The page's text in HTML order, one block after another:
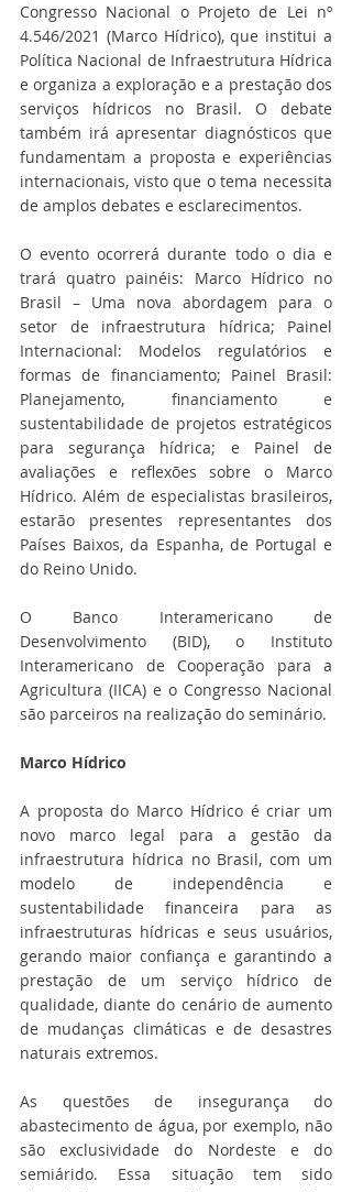
Congresso Nacional o Projeto de Lei nº
4.546/2021 (Marco Hídrico), que institui a
Política Nacional de Infraestrutura Hídrica
e organiza a exploração e a prestação dos
serviços hídricos no Brasil. O debate
também irá apresentar diagnósticos que
fundamentam a proposta e experiências
internacionais, visto que o tema necessita
de amplos debates e esclarecimentos.
O evento ocorrerá durante todo o dia e
trará quatro painéis: Marco Hídrico no
Brasil – Uma nova abordagem para o
setor de infraestrutura hídrica; Painel
Internacional: Modelos regulatórios e
formas de financiamento; Painel Brasil:
Planejamento, financiamento e
sustentabilidade de projetos estratégicos
para segurança hídrica; e Painel de
avaliações e reflexões sobre o Marco
Hídrico. Além de especialistas brasileiros,
estarão presentes representantes dos
Países Baixos, da Espanha, de Portugal e
do Reino Unido.
O Banco Interamericano de
Desenvolvimento (BID), o Instituto
Interamericano de Cooperação para a
Agricultura (IICA) e o Congresso Nacional
são parceiros na realização do seminário.
Marco Hídrico
A proposta do Marco Hídrico é criar um
novo marco legal para a gestão da
infraestrutura hídrica no Brasil, com um
modelo de independência e
sustentabilidade financeira para as
infraestruturas hídricas e seus usuários,
gerando maior confiança e garantindo a
prestação de um serviço hídrico de
qualidade, diante do cenário de aumento
de mudanças climáticas e de desastres
naturais extremos.
As questões de insegurança do
abastecimento de água, por exemplo, não
são exclusividade do Nordeste e do
semiárido. Essa situação tem sido